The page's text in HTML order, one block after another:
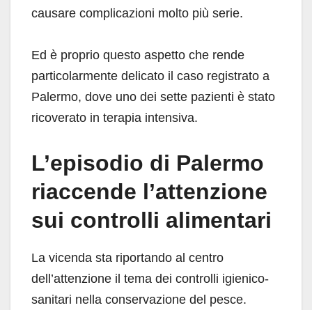
causare complicazioni molto più serie.
Ed è proprio questo aspetto che rende
particolarmente delicato il caso registrato a
Palermo, dove uno dei sette pazienti è stato
ricoverato in terapia intensiva.
L’episodio di Palermo
riaccende l’attenzione
sui controlli alimentari
La vicenda sta riportando al centro
dell’attenzione il tema dei controlli igienico-
sanitari nella conservazione del pesce.